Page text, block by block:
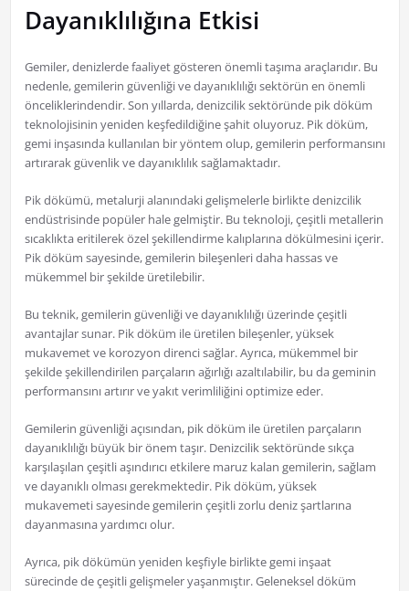
Dayanıklılığına Etkisi
Gemiler, denizlerde faaliyet gösteren önemli taşıma araçlarıdır. Bu
nedenle, gemilerin güvenliği ve dayanıklılığı sektörün en önemli
önceliklerindendir. Son yıllarda, denizcilik sektöründe pik döküm
teknolojisinin yeniden keşfedildiğine şahit oluyoruz. Pik döküm,
gemi inşasında kullanılan bir yöntem olup, gemilerin performansını
artırarak güvenlik ve dayanıklılık sağlamaktadır.
Pik dökümü, metalurji alanındaki gelişmelerle birlikte denizcilik
endüstrisinde popüler hale gelmiştir. Bu teknoloji, çeşitli metallerin
sıcaklıkta eritilerek özel şekillendirme kalıplarına dökülmesini içerir.
Pik döküm sayesinde, gemilerin bileşenleri daha hassas ve
mükemmel bir şekilde üretilebilir.
Bu teknik, gemilerin güvenliği ve dayanıklılığı üzerinde çeşitli
avantajlar sunar. Pik döküm ile üretilen bileşenler, yüksek
mukavemet ve korozyon direnci sağlar. Ayrıca, mükemmel bir
şekilde şekillendirilen parçaların ağırlığı azaltılabilir, bu da geminin
performansını artırır ve yakıt verimliliğini optimize eder.
Gemilerin güvenliği açısından, pik döküm ile üretilen parçaların
dayanıklılığı büyük bir önem taşır. Denizcilik sektöründe sıkça
karşılaşılan çeşitli aşındırıcı etkilere maruz kalan gemilerin, sağlam
ve dayanıklı olması gerekmektedir. Pik döküm, yüksek
mukavemeti sayesinde gemilerin çeşitli zorlu deniz şartlarına
dayanmasına yardımcı olur.
Ayrıca, pik dökümün yeniden keşfiyle birlikte gemi inşaat
sürecinde de çeşitli gelişmeler yaşanmıştır. Geleneksel döküm